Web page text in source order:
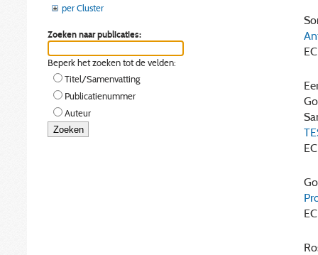
per Cluster
Zoeken naar publicaties:
Beperk het zoeken tot de velden:
Titel/Samenvatting
Publicatienummer
Auteur